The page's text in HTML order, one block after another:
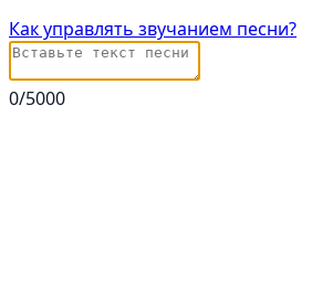
Как управлять звучанием песни?
0/5000